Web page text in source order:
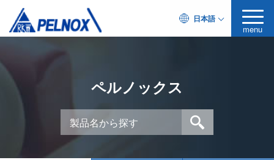
日本語
menu
ペルノックス